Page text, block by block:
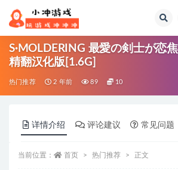
S·MOLDERING 最愛の剣士が恋
精翻汉化版[1.6G]
热门推荐 2 年前 89 10
详情介绍 评论建议 常见问题
当前位置： 首页 热门推荐 正文